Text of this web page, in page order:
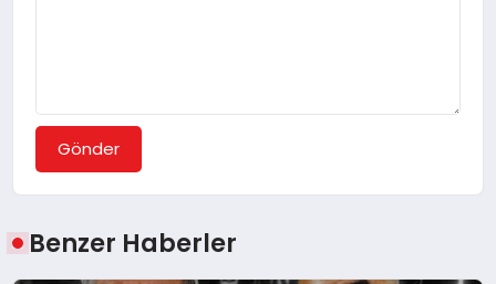
Gönder
Benzer Haberler